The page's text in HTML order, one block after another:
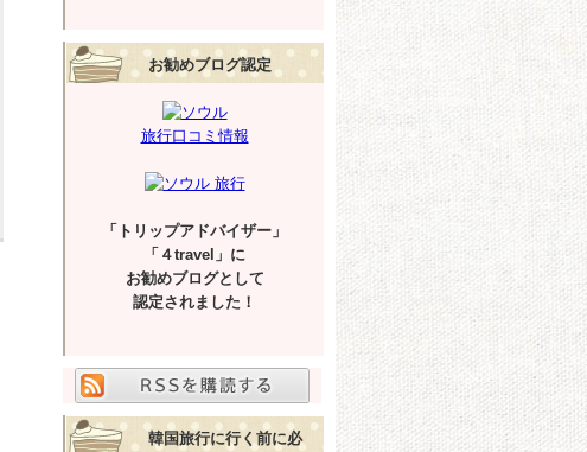
お勧めブログ認定
旅行口コミ情報
「トリップアドバイザー」
「４travel」に
お勧めブログとして
認定されました！
韓国旅行に行く前に必